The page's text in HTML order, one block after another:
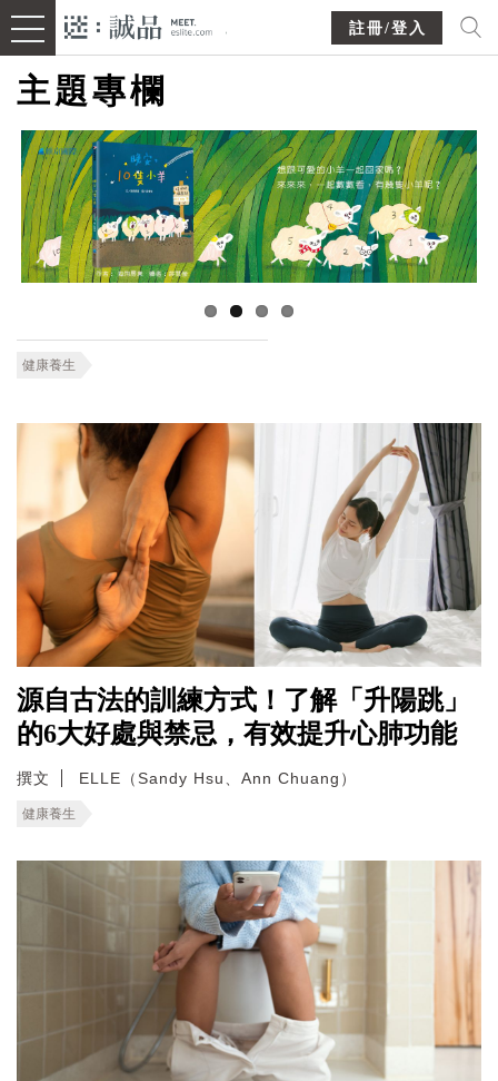
註冊/登入
主題專欄
健康養生
源自古法的訓練方式！了解「升陽跳」
的6大好處與禁忌，有效提升心肺功能
撰文 ELLE（Sandy Hsu、Ann Chuang）
健康養生